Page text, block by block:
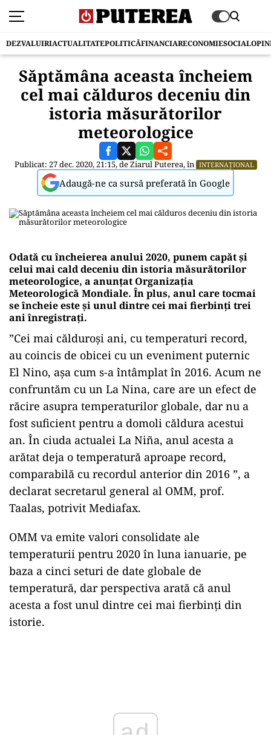
DEZVALUIRIACTUALITATEPOLITICĂFINANCIARECONOMIESOCIAL
Săptămâna aceasta încheiem
cel mai călduros deceniu din
istoria măsurătorilor
meteorologice
Publicat: 27 dec. 2020, 21:15, deZiarul Puterea, în INTERNAȚIONAL
Adaugă-ne ca sursă preferată în Google
Odată cu încheierea anului 2020, punem capăt și
celui mai cald deceniu din istoria măsurătorilor
meteorologice, a anunțat Organizația
Meteorologică Mondiale. În plus, anul care tocmai
se încheie este și unul dintre cei mai fierbinți trei
ani înregistrați.
”Cei mai călduroși ani, cu temperaturi record,
au coincis de obicei cu un eveniment puternic
El Nino, așa cum s-a întâmplat în 2016. Acum ne
confruntăm cu un La Nina, care are un efect de
răcire asupra temperaturilor globale, dar nu a
fost suficient pentru a domoli căldura acestui
an. În ciuda actualei La Niña, anul acesta a
arătat deja o temperatură aproape record,
comparabilă cu recordul anterior din 2016 ”, a
declarat secretarul general al OMM, prof.
Taalas, potrivit Mediafax.
OMM va emite valori consolidate ale
temperaturii pentru 2020 în luna ianuarie, pe
baza a cinci seturi de date globale de
temperatură, dar perspectiva arată că anul
acesta a fost unul dintre cei mai fierbinți din
istorie.